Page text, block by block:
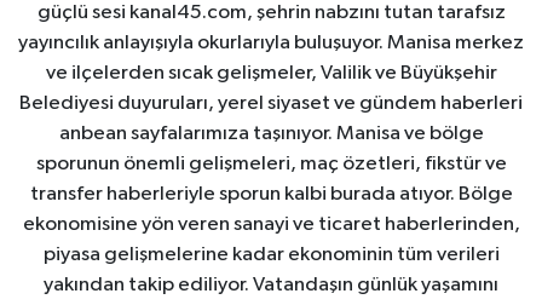
güçlü sesi kanal45.com, şehrin nabzını tutan tarafsız
yayıncılık anlayışıyla okurlarıyla buluşuyor. Manisa merkez
ve ilçelerden sıcak gelişmeler, Valilik ve Büyükşehir
Belediyesi duyuruları, yerel siyaset ve gündem haberleri
anbean sayfalarımıza taşınıyor. Manisa ve bölge
sporunun önemli gelişmeleri, maç özetleri, fikstür ve
transfer haberleriyle sporun kalbi burada atıyor. Bölge
ekonomisine yön veren sanayi ve ticaret haberlerinden,
piyasa gelişmelerine kadar ekonominin tüm verileri
yakından takip ediliyor. Vatandaşın günlük yaşamını